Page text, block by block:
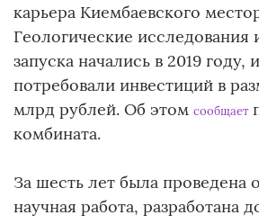
карьера Киембаевского
Геологические исследования
запуска начались в 2019 году,
потребовали инвестиций в
млрд рублей. Об этом сообщает
комбината.
За шесть лет была проведена
научная работа, разработана